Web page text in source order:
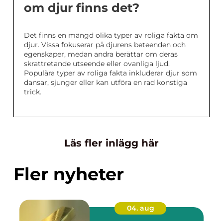
om djur finns det?
Det finns en mängd olika typer av roliga fakta om
djur. Vissa fokuserar på djurens beteenden och
egenskaper, medan andra berättar om deras
skrattretande utseende eller ovanliga ljud.
Populära typer av roliga fakta inkluderar djur som
dansar, sjunger eller kan utföra en rad konstiga
trick.
Läs fler inlägg här
Fler nyheter
04. aug